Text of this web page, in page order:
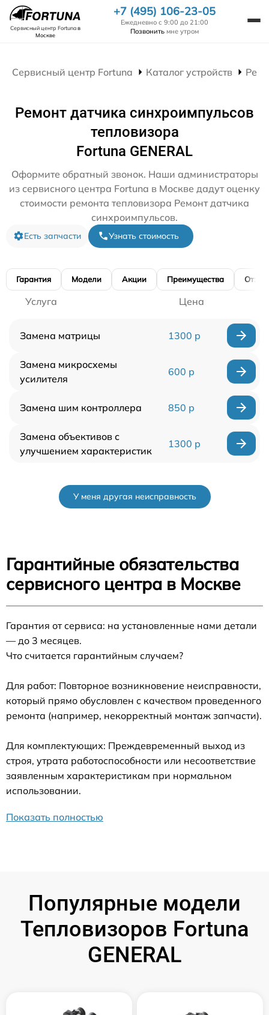
Сервисный центр Fortunaв
Москве
+7 (495) 106-23-05
Ежедневно с 9:00 до 21:00
Позвонить мне утром
Сервисный центр Fortuna Каталог устройств
Ремонт датчика синхроимпульсов
тепловизора
Fortuna GENERAL
Оформите обратный звонок. Наши администраторы
из сервисного центра Fortuna в Москве дадут оценку
стоимости ремонта тепловизора Ремонт датчика
синхроимпульсов.
Есть запчасти Узнать стоимость
Гарантия Модели Акции Преимущества
Услуга Цена
Замена матрицы 1300 р
Замена микросхемы
усилителя
600 р
Замена шим контроллера 850 р
Замена объективов с
улучшением характеристик
1300 р
У меня другая неисправность
Гарантийные обязательства
сервисного центра в Москве
Гарантия от сервиса: на установленные нами детали
— до 3 месяцев.
Что считается гарантийным случаем?
Для работ: Повторное возникновение неисправности,
который прямо обусловлен с качеством проведенного
ремонта (например, некорректный монтаж запчасти).
Для комплектующих: Преждевременный выход из
строя, утрата работоспособности или несоответствие
заявленным характеристикам при нормальном
использовании.
Показать полностью
Популярные модели
Тепловизоров Fortuna
GENERAL